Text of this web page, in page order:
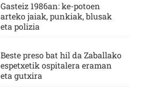
Gasteiz 1986an: ke-potoen
arteko jaiak, punkiak, blusak
eta polizia
Beste preso bat hil da Zaballako
espetxetik ospitalera eraman
eta gutxira